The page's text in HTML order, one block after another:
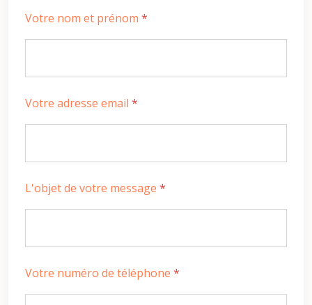
Votre nom et prénom *
Votre adresse email *
L'objet de votre message *
Votre numéro de téléphone *